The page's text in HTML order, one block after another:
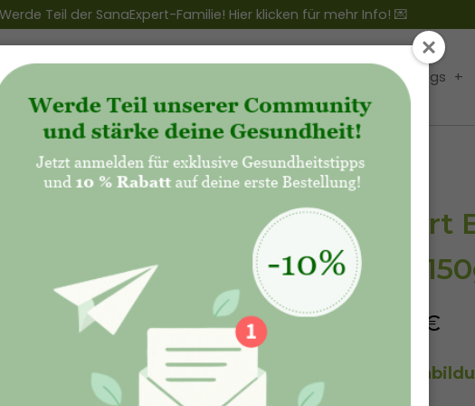
Werde Teil der SanaExpert-Familie! Hier klicken für mehr Info! 💌
Club Blogs +
SanaExpert
Kollagen,
34,90€ 24,90€
Kaufoptionen